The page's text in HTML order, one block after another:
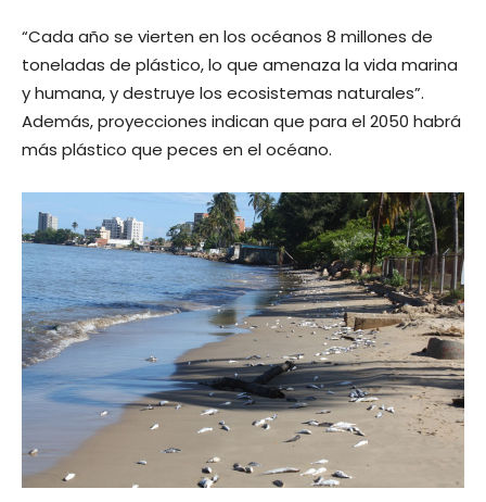
“Cada año se vierten en los océanos 8 millones de
toneladas de plástico, lo que amenaza la vida marina
y humana, y destruye los ecosistemas naturales”.
Además, proyecciones indican que para el 2050 habrá
más plástico que peces en el océano.